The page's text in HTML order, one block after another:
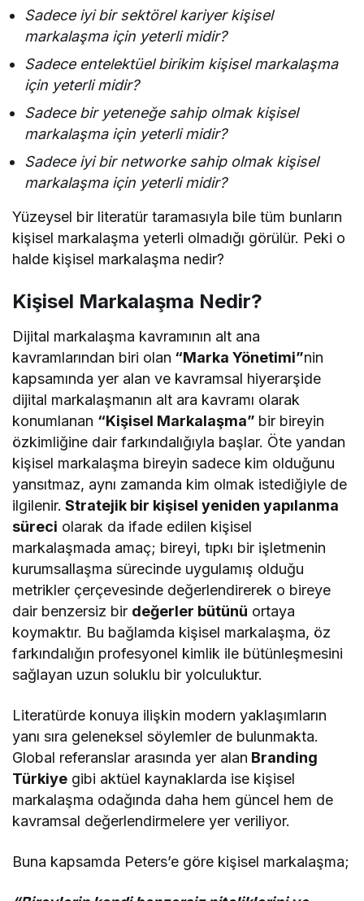
Sadece iyi bir sektörel kariyer kişisel
markalaşma için yeterli midir?
Sadece entelektüel birikim kişisel markalaşma
için yeterli midir?
Sadece bir yeteneğe sahip olmak kişisel
markalaşma için yeterli midir?
Sadece iyi bir networke sahip olmak kişisel
markalaşma için yeterli midir?
Yüzeysel bir literatür taramasıyla bile tüm bunların
kişisel markalaşma yeterli olmadığı görülür. Peki o
halde kişisel markalaşma nedir?
Kişisel Markalaşma Nedir?
Dijital markalaşma kavramının alt ana
kavramlarından biri olan “Marka Yönetimi”nin
kapsamında yer alan ve kavramsal hiyerarşide
dijital markalaşmanın alt ara kavramı olarak
konumlanan “Kişisel Markalaşma” bir bireyin
özkimliğine dair farkındalığıyla başlar. Öte yandan
kişisel markalaşma bireyin sadece kim olduğunu
yansıtmaz, aynı zamanda kim olmak istediğiyle de
ilgilenir. Stratejik bir kişisel yeniden yapılanma
süreci olarak da ifade edilen kişisel
markalaşmada amaç; bireyi, tıpkı bir işletmenin
kurumsallaşma sürecinde uygulamış olduğu
metrikler çerçevesinde değerlendirerek o bireye
dair benzersiz bir değerler bütünü ortaya
koymaktır. Bu bağlamda kişisel markalaşma, öz
farkındalığın profesyonel kimlik ile bütünleşmesini
sağlayan uzun soluklu bir yolculuktur.
Literatürde konuya ilişkin modern yaklaşımların
yanı sıra geleneksel söylemler de bulunmakta.
Global referanslar arasında yer alan Branding
Türkiye gibi aktüel kaynaklarda ise kişisel
markalaşma odağında daha hem güncel hem de
kavramsal değerlendirmelere yer veriliyor.
Buna kapsamda Peters’e göre kişisel markalaşma;